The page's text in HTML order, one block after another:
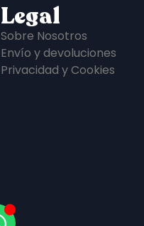
Legal
Sobre Nosotros
Envío y devoluciones
Privacidad y Cookies